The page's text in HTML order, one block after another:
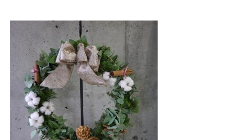
教室
講師紹介